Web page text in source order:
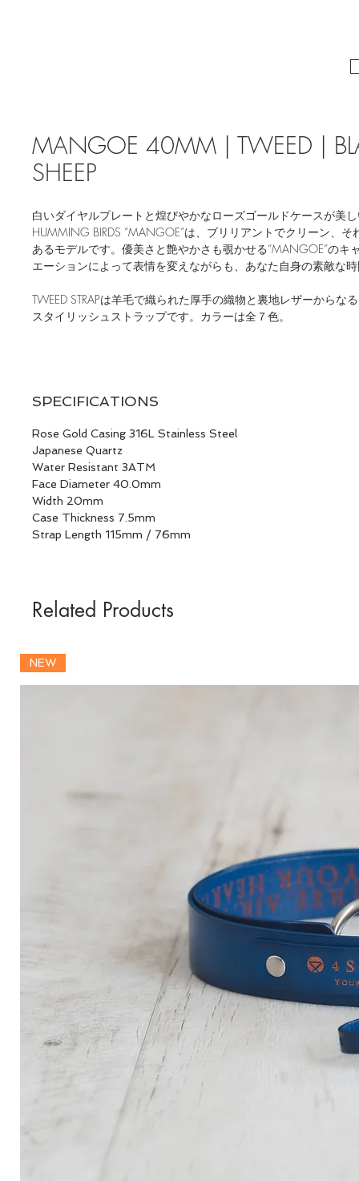
MANGOE 40MM | TWEED |
SHEEP
白いダイヤルプレートと煌びやかなローズゴールドケースが美
HUMMING BIRDS “MANGOE”は、ブリリアントでクリーン、
あるモデルです。優美さと艶やかさも覗かせる“MANGOE”のキ
エーションによって表情を変えながらも、あなた自身の素敵な
TWEED STRAPは羊毛で織られた厚手の織物と裏地レザーからな
スタイリッシュストラップです。カラーは全７色。
SPECIFICATIONS
Rose Gold Casing 316L Stainless Steel
Japanese Quartz
Water Resistant 3ATM
Face Diameter 40.0mm
Width 20mm
Case Thickness 7.5mm
Strap Length 115mm / 76mm
Related Products
NEW